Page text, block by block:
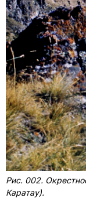
Рис. 002.
Каратау).